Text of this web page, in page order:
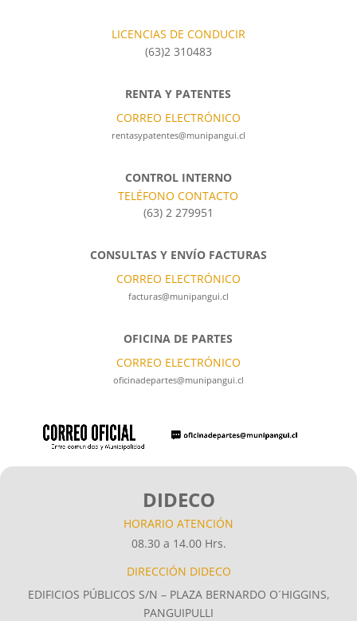
LICENCIAS DE CONDUCIR
(63)2 310483
RENTA Y PATENTES
CORREO ELECTRÓNICO
rentasypatentes@munipangui.cl
CONTROL INTERNO
TELÉFONO CONTACTO
(63) 2 279951
CONSULTAS Y ENVÍO FACTURAS
CORREO ELECTRÓNICO
facturas@munipangui.cl
OFICINA DE PARTES
CORREO ELECTRÓNICO
oficinadepartes@munipangui.cl
DIDECO
HORARIO ATENCIÓN
08.30 a 14.00 Hrs.
DIRECCIÓN DIDECO
EDIFICIOS PÚBLICOS S/N – PLAZA BERNARDO O´HIGGINS,
PANGUIPULLI